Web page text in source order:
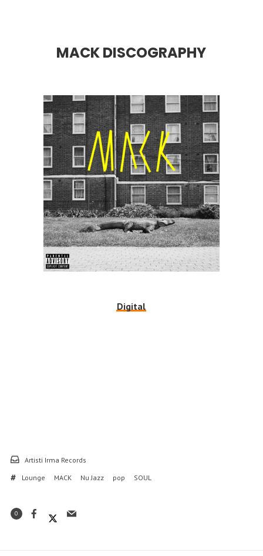
MACK DISCOGRAPHY
Digital
Artisti Irma Records
Lounge
MACK Nu Jazz pop SOUL
0